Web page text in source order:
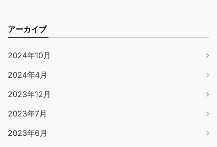
アーカイブ
2024年10月
2024年4月
2023年12月
2023年7月
2023年6月